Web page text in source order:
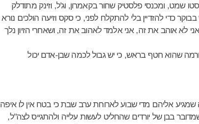
שמט, ומכנסי פלסטיק שחור בקאמרון, וג'ל, וזינק מתודלק
כדי להזדיין בלי להתקלח לפני, כי סקס וזיעה הולכים נורא
לא אוהב את זה, אני אלמד לאהוב את זה, ושאחרי הזיון נלך
שהוא חטף בראש, כי יש גבול לכמה שבן-אדם יכול
אליהם מדי שבוע לארוחת ערב שבת כי בטח אין לו איפה
בבן של יורדים שהחליט לעשות עלייה ולהתגייס לצה"ל,